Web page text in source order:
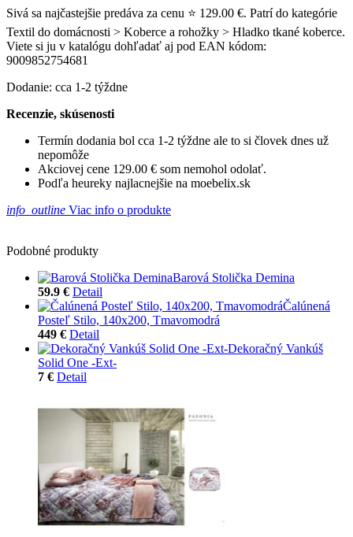
Sivá sa najčastejšie predáva za cenu ⭐ 129.00 €. Patrí do kategórie
Textil do domácnosti > Koberce a rohožky > Hladko tkané koberce.
Viete si ju v katalógu dohľadať aj pod EAN kódom:
9009852754681
Dodanie: cca 1-2 týždne
Recenzie, skúsenosti
Termín dodania bol cca 1-2 týždne ale to si človek dnes už
nepomôže
Akciovej cene 129.00 € som nemohol odolať.
Podľa heureky najlacnejšie na moebelix.sk
info_outline Viac info o produkte
Podobné produkty
Barová Stolička Demina
59.9 € Detail
Čalúnená
Posteľ Stilo, 140x200, Tmavomodrá
449 € Detail
Dekoračný Vankúš
Solid One -Ext-
7 € Detail